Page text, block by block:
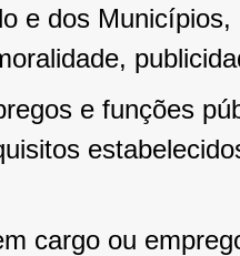
e dos
e funções
cargo ou